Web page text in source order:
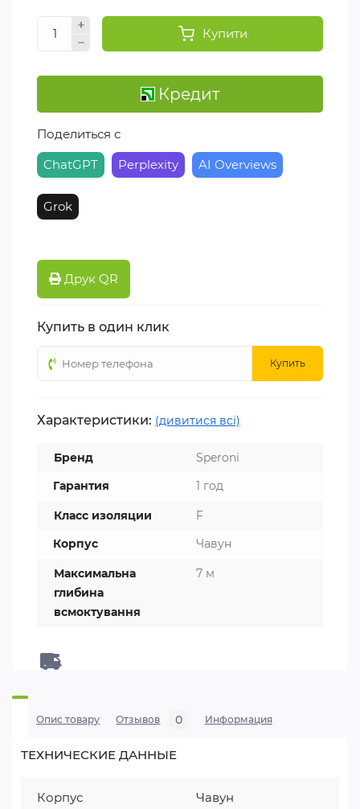
Купити
Кредит
Поделиться с
ChatGPT
Perplexity AI Overviews
Grok
Друк QR
Купить в один клик
Купить
Характеристики: (дивитися всі)
Бренд
Speroni
Гарантия
1 год
Класс изоляции
F
Корпус
Чавун
Максимальна
глибина
всмоктування
7 м
Опис товару Отзывов 0 Информация
ТЕХНИЧЕСКИЕ ДАННЫЕ
Корпус Чавун